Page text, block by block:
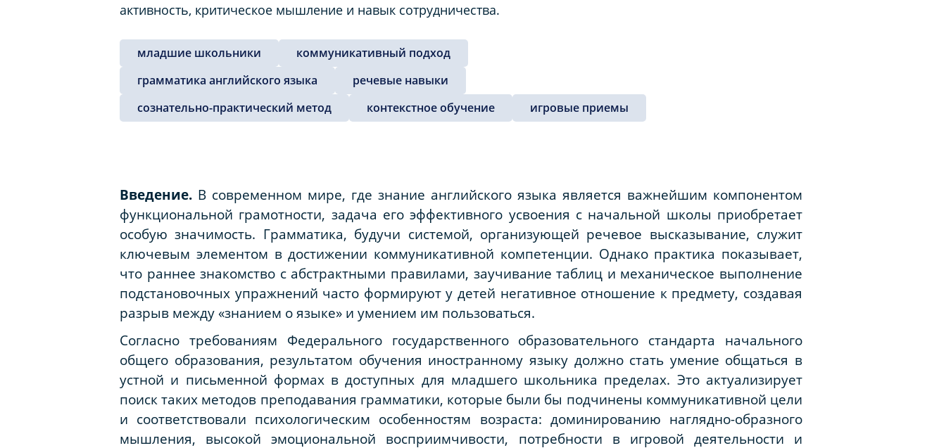
активность, критическое мышление и навык сотрудничества.
младшие школьники
коммуникативный подход
грамматика английского языка
речевые навыки
сознательно-практический метод
контекстное обучение игровые приемы
Введение. В современном мире, где знание английского языка является важнейшим компонентом
функциональной грамотности, задача его эффективного усвоения с начальной школы приобретает
особую значимость. Грамматика, будучи системой, организующей речевое высказывание, служит
ключевым элементом в достижении коммуникативной компетенции. Однако практика показывает,
что раннее знакомство с абстрактными правилами, заучивание таблиц и механическое выполнение
подстановочных упражнений часто формируют у детей негативное отношение к предмету, создавая
разрыв между «знанием о языке» и умением им пользоваться.
Согласно требованиям Федерального государственного образовательного стандарта начального
общего образования, результатом обучения иностранному языку должно стать умение общаться в
устной и письменной формах в доступных для младшего школьника пределах. Это актуализирует
поиск таких методов преподавания грамматики, которые были бы подчинены коммуникативной цели
и соответствовали психологическим особенностям возраста: доминированию наглядно-образного
мышления, высокой эмоциональной восприимчивости, потребности в игровой деятельности и